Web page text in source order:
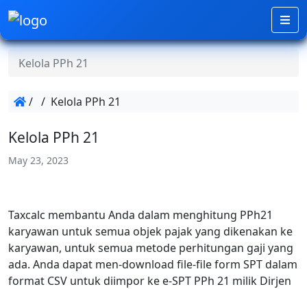
Kelola PPh 21
/ / Kelola PPh 21
Kelola PPh 21
May 23, 2023
Taxcalc membantu Anda dalam menghitung PPh21
karyawan untuk semua objek pajak yang dikenakan ke
karyawan, untuk semua metode perhitungan gaji yang
ada. Anda dapat men-download file-file form SPT dalam
format CSV untuk diimpor ke e-SPT PPh 21 milik Dirjen